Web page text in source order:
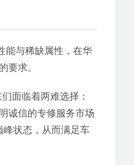
能与稀缺属性，在华
要求。
面临着两难选择：
诚信的专修服务市场
峰状态，从而满足车